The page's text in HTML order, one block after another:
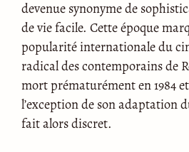
devenue synonyme de
de vie facile. Cette époque
popularité internationale du
radical des contemporains de
mort prématurément en 1984
l’exception de son adaptation
fait alors discret.